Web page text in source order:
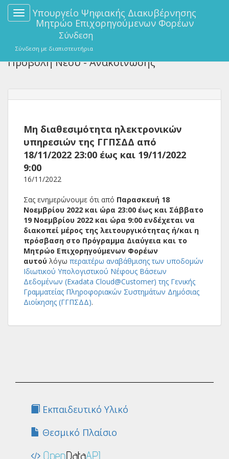
Toggle
navigation
Υπουργείο Ψηφιακής Διακυβέρνησης
Μητρώο Επιχορηγούμενων Φορέων
Σύνδεση
Σύνδεση με διαπιστευτήρια
Προβολή Νέου - Ανακοίνωσης
Μη διαθεσιμότητα ηλεκτρονικών
υπηρεσιών της ΓΓΠΣΔΔ από
18/11/2022 23:00 έως και 19/11/2022
9:00
16/11/2022
Σας ενημερώνουμε ότι από Παρασκευή 18
Νοεμβρίου 2022 και ώρα 23:00 έως και Σάββατο
19 Νοεμβρίου 2022 και ώρα 9:00 ενδέχεται να
διακοπεί μέρος της λειτουργικότητας ή/και η
πρόσβαση στο Πρόγραμμα Διαύγεια και το
Μητρώο Επιχορηγούμενων Φορέων
αυτού λόγω περαιτέρω αναβάθμισης των υποδομών
Ιδιωτικού Υπολογιστικού Νέφους Βάσεων
Δεδομένων (Exadata Cloud@Customer) της Γενικής
Γραμματείας Πληροφοριακών Συστημάτων Δημόσιας
Διοίκησης (ΓΓΠΣΔΔ).
Εκπαιδευτικό Υλικό
Θεσμικό Πλαίσιο